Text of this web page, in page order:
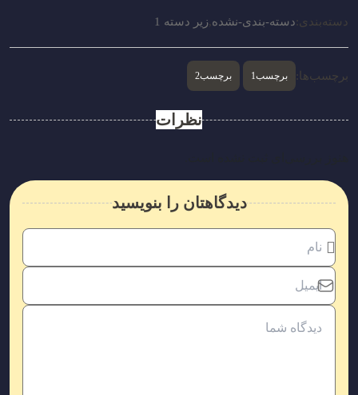
دسته‌بندی:دسته-بندی-نشده,زیر دسته 1
برچسب‌ها: برچسب1 برچسب2
نظرات
دیدگاهتان را بنویسید